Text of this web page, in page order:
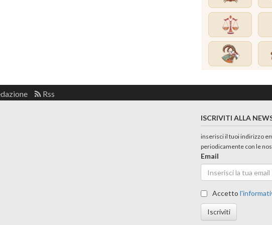
Rss
ISCRIVITI ALLA
inserisci il tuoi indirizzo
periodicamente con le
Email
Accetto
Iscriviti